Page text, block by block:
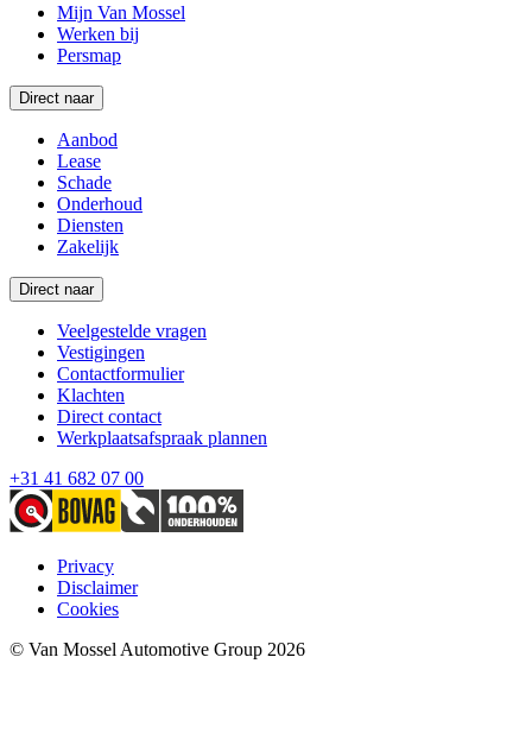
Mijn Van Mossel
Werken bij
Persmap
Direct naar
Aanbod
Lease
Schade
Onderhoud
Diensten
Zakelijk
Direct naar
Veelgestelde vragen
Vestigingen
Contactformulier
Klachten
Direct contact
Werkplaatsafspraak plannen
+31 41 682 07 00
Privacy
Disclaimer
Cookies
© Van Mossel Automotive Group 2026